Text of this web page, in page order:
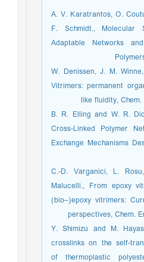
[6] A. V. Karatrantos, O.
F. Schmidt., Molecular
Adaptable Networks
[7] W. Denissen, J. M.
Vitrimers: permanent
like fluidity,
[8] B. R. Elling and W. R.
Cross-Linked Polymer
Exchange Mechanisms
[9] C.-D. Varganici, L.
Malucelli., From epoxy
(bio–)epoxy vitrimers:
perspectives, Chem.
[10] Y. Shimizu and M.
crosslinks on the self-
of thermoplastic